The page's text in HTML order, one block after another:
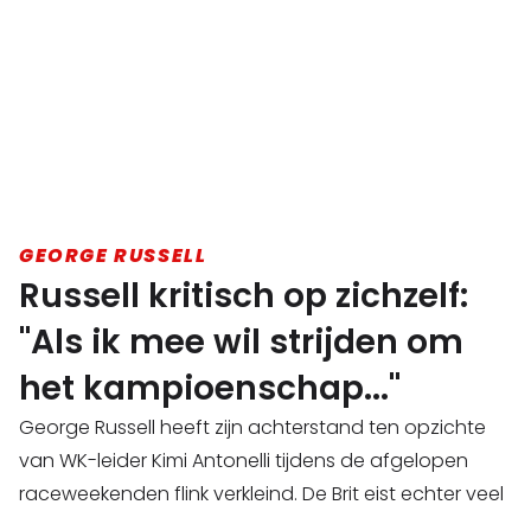
GEORGE RUSSELL
Russell kritisch op zichzelf:
"Als ik mee wil strijden om
het kampioenschap..."
George Russell heeft zijn achterstand ten opzichte
van WK-leider Kimi Antonelli tijdens de afgelopen
raceweekenden flink verkleind. De Brit eist echter veel